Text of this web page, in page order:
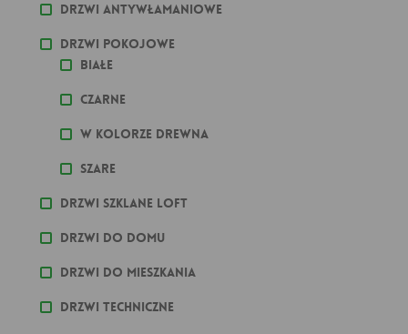
Drzwi antywłamaniowe
Drzwi pokojowe
Białe
Czarne
W kolorze drewna
Szare
Drzwi szklane loft
Drzwi do domu
Drzwi do mieszkania
Drzwi techniczne